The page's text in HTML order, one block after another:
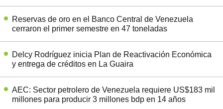
Reservas de oro en el Banco Central de Venezuela
cerraron el primer semestre en 47 toneladas
Delcy Rodríguez inicia Plan de Reactivación Económica
y entrega de créditos en La Guaira
AEC: Sector petrolero de Venezuela requiere US$183 mil
millones para producir 3 millones bdp en 14 años